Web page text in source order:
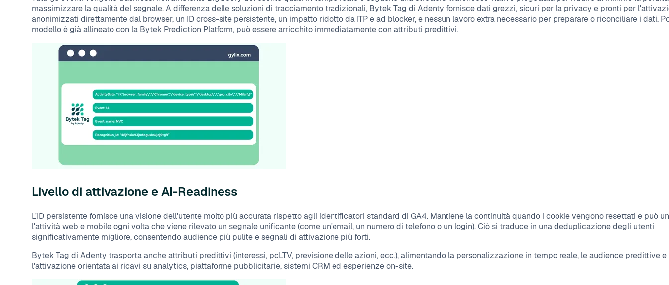
massimizzare la qualità del segnale. A differenza delle soluzioni di tracciamento tradizionali, Bytek Tag di Adenty fornisce dati grezzi, sicuri per la privacy e pronti per
anonimizzati direttamente dal browser, un ID cross-site persistente, un impatto ridotto da ITP e ad blocker, e nessun lavoro extra necessario per preparare o riconciliare i dati.
modello è già allineato con la Bytek Prediction Platform, può essere arricchito immediatamente con attributi predittivi.
Livello di attivazione e AI-Readiness
L'ID persistente fornisce una visione dell'utente molto più accurata rispetto agli identificatori standard di GA4. Mantiene la continuità quando i cookie vengono resettati e può
l'attività web e mobile ogni volta che viene rilevato un segnale unificante (come un'email, un numero di telefono o un login). Ciò si traduce in una deduplicazione degli utenti
significativamente migliore, consentendo audience più pulite e segnali di attivazione più forti.
Bytek Tag di Adenty trasporta anche attributi predittivi (interessi, pcLTV, previsione delle azioni, ecc.), alimentando la personalizzazione in tempo reale, le audience predittive e
l'attivazione orientata ai ricavi su analytics, piattaforme pubblicitarie, sistemi CRM ed esperienze on-site.